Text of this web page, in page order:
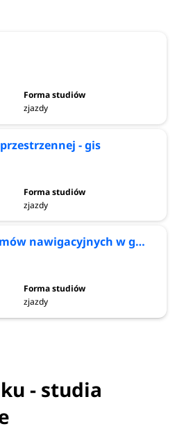
zjazdy
- gis
zjazdy
Zastosowanie systemów nawigacyjnych w gospodarce i administracji publicznej
zjazdy
- studia